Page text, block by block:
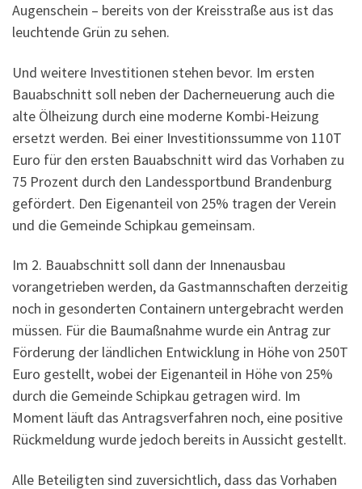
Augenschein – bereits von der Kreisstraße aus ist das
leuchtende Grün zu sehen.
Und weitere Investitionen stehen bevor. Im ersten
Bauabschnitt soll neben der Dacherneuerung auch die
alte Ölheizung durch eine moderne Kombi-Heizung
ersetzt werden. Bei einer Investitionssumme von 110T
Euro für den ersten Bauabschnitt wird das Vorhaben zu
75 Prozent durch den Landessportbund Brandenburg
gefördert. Den Eigenanteil von 25% tragen der Verein
und die Gemeinde Schipkau gemeinsam.
Im 2. Bauabschnitt soll dann der Innenausbau
vorangetrieben werden, da Gastmannschaften derzeitig
noch in gesonderten Containern untergebracht werden
müssen. Für die Baumaßnahme wurde ein Antrag zur
Förderung der ländlichen Entwicklung in Höhe von 250T
Euro gestellt, wobei der Eigenanteil in Höhe von 25%
durch die Gemeinde Schipkau getragen wird. Im
Moment läuft das Antragsverfahren noch, eine positive
Rückmeldung wurde jedoch bereits in Aussicht gestellt.
Alle Beteiligten sind zuversichtlich, dass das Vorhaben